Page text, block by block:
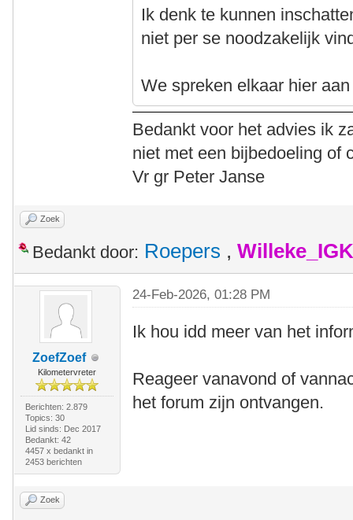
Ik denk te kunnen
niet per se noodzakelijk
We spreken elkaar hier
Bedankt voor het advies ik
niet met een bijbedoeling of
Vr gr Peter Janse
Zoek
Bedankt door: Roepers ,
ZoefZoef
Kilometervreter
Berichten: 2.879
Topics: 30
Lid sinds: Dec 2017
Bedankt: 42
4457 x bedankt in
2453 berichten
24-Feb-2026, 01:28 PM
Ik hou idd meer van het
Reageer vanavond of
het forum zijn ontvangen.
Zoek